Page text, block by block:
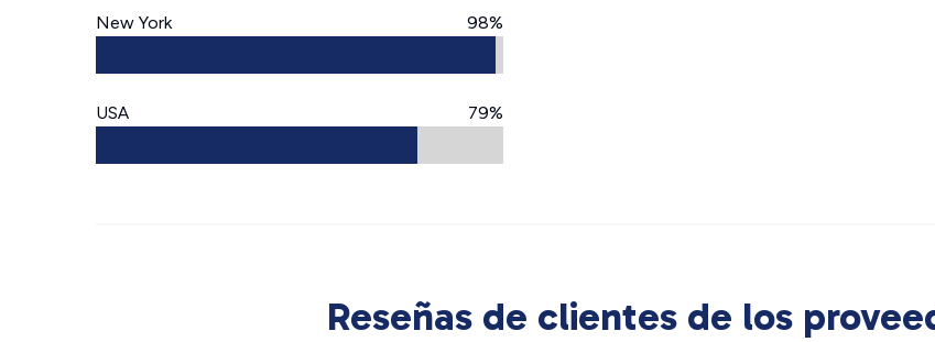
New York 98%
USA 79%
Reseñas de clientes de los